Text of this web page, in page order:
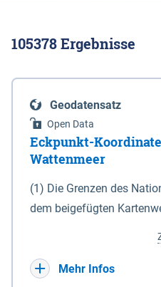
105378Ergebnisse
Geodatensatz
Open Data
Eckpunkt-
Wattenmeer
(1) Die Grenzen des
dem beigefügten
(DTK) im Maßstab 1 :
verkleinerte Amtliche
Mehr Infos